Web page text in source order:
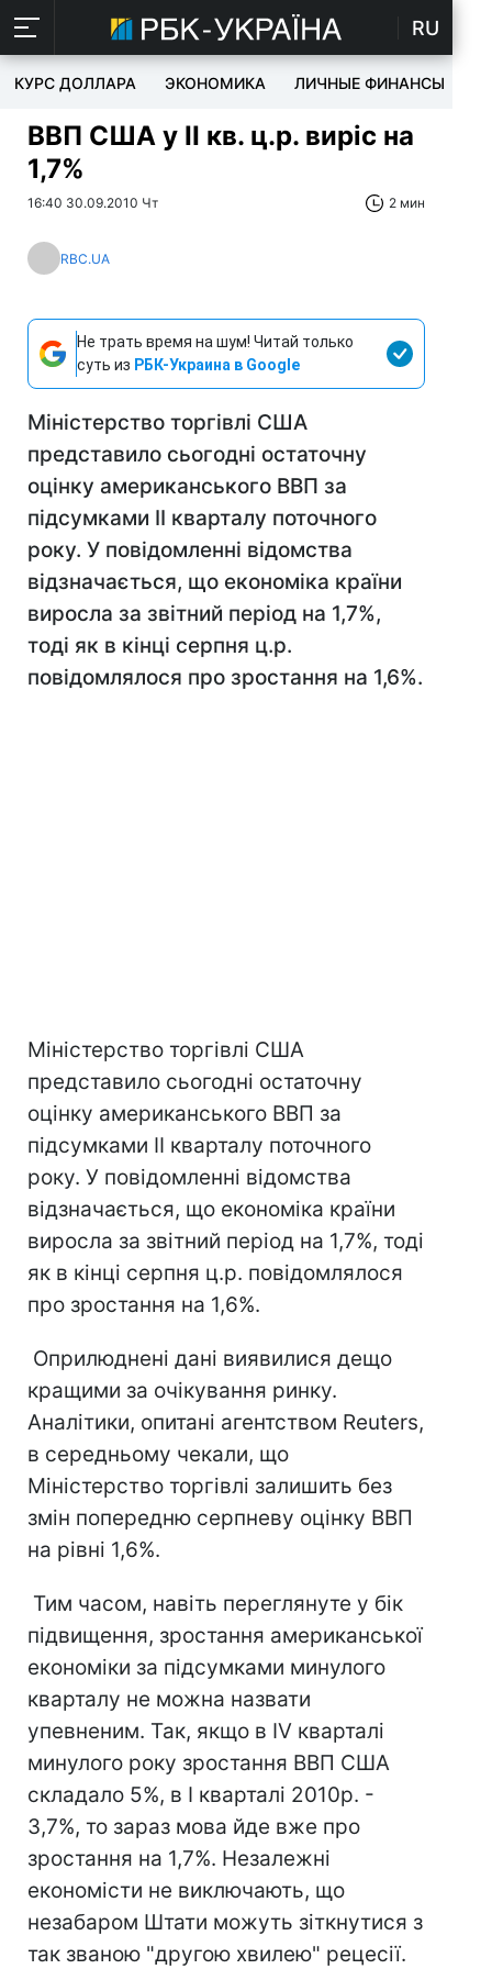
RU
КУРС ДОЛЛАРА ЭКОНОМИКА ЛИЧНЫЕ ФИНАНСЫ
ВВП США у II кв. ц.р. виріс на
1,7%
16:40 30.09.2010 Чт 2 мин
RBC.UA
Не трать время на шум! Читай только
суть из РБК-Украина в Google
Міністерство торгівлі США
представило сьогодні остаточну
оцінку американського ВВП за
підсумками II кварталу поточного
року. У повідомленні відомства
відзначається, що економіка країни
виросла за звітний період на 1,7%,
тоді як в кінці серпня ц.р.
повідомлялося про зростання на 1,6%.
Міністерство торгівлі США
представило сьогодні остаточну
оцінку американського ВВП за
підсумками II кварталу поточного
року. У повідомленні відомства
відзначається, що економіка країни
виросла за звітний період на 1,7%, тоді
як в кінці серпня ц.р. повідомлялося
про зростання на 1,6%.
Оприлюднені дані виявилися дещо
кращими за очікування ринку.
Аналітики, опитані агентством Reuters,
в середньому чекали, що
Міністерство торгівлі залишить без
змін попередню серпневу оцінку ВВП
на рівні 1,6%.
Тим часом, навіть переглянуте у бік
підвищення, зростання американської
економіки за підсумками минулого
кварталу не можна назвати
упевненим. Так, якщо в IV кварталі
минулого року зростання ВВП США
складало 5%, в I кварталі 2010р. -
3,7%, то зараз мова йде вже про
зростання на 1,7%. Незалежні
економісти не виключають, що
незабаром Штати можуть зіткнутися з
так званою "другою хвилею" рецесії.